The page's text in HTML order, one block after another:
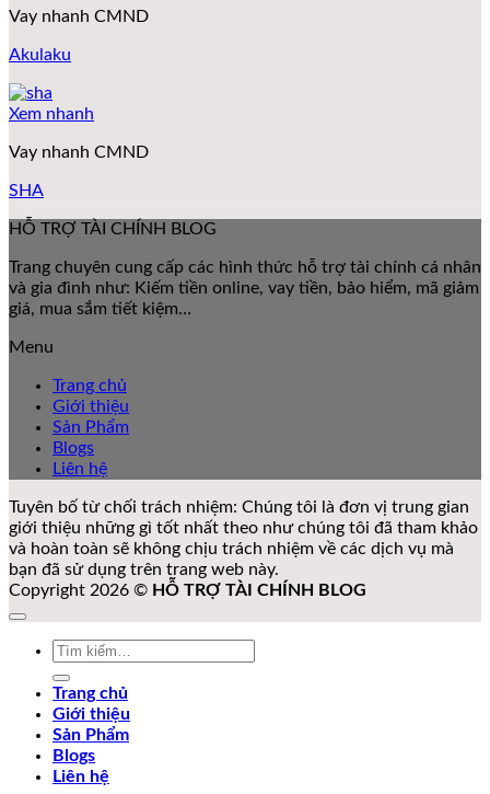
Vay nhanh CMND
Akulaku
Xem nhanh
Vay nhanh CMND
SHA
HỖ TRỢ TÀI CHÍNH BLOG
Trang chuyên cung cấp các hình thức hỗ trợ tài chính cá nhân
và gia đình như: Kiếm tiền online, vay tiền, bảo hiểm, mã giảm
giá, mua sắm tiết kiệm…
Menu
Trang chủ
Giới thiệu
Sản Phẩm
Blogs
Liên hệ
Tuyên bố từ chối trách nhiệm: Chúng tôi là đơn vị trung gian
giới thiệu những gì tốt nhất theo như chúng tôi đã tham khảo
và hoàn toàn sẽ không chịu trách nhiệm về các dịch vụ mà
bạn đã sử dụng trên trang web này.
Copyright 2026 © HỖ TRỢ TÀI CHÍNH BLOG
Tìm
Trang chủ
Giới thiệu
Sản Phẩm
Blogs
Liên hệ